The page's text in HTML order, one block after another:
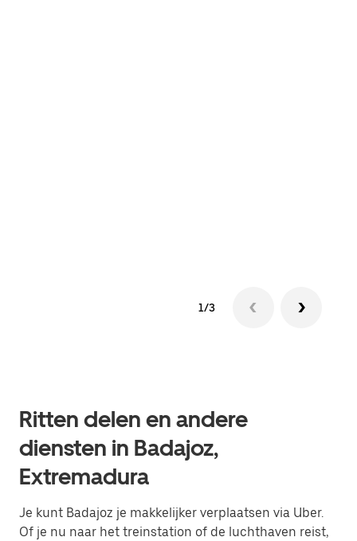
1/3
Ritten delen en andere
diensten in Badajoz,
Extremadura
Je kunt Badajoz je makkelijker verplaatsen via Uber.
Of je nu naar het treinstation of de luchthaven reist,